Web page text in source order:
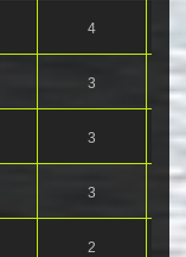
4
3
3
3
2